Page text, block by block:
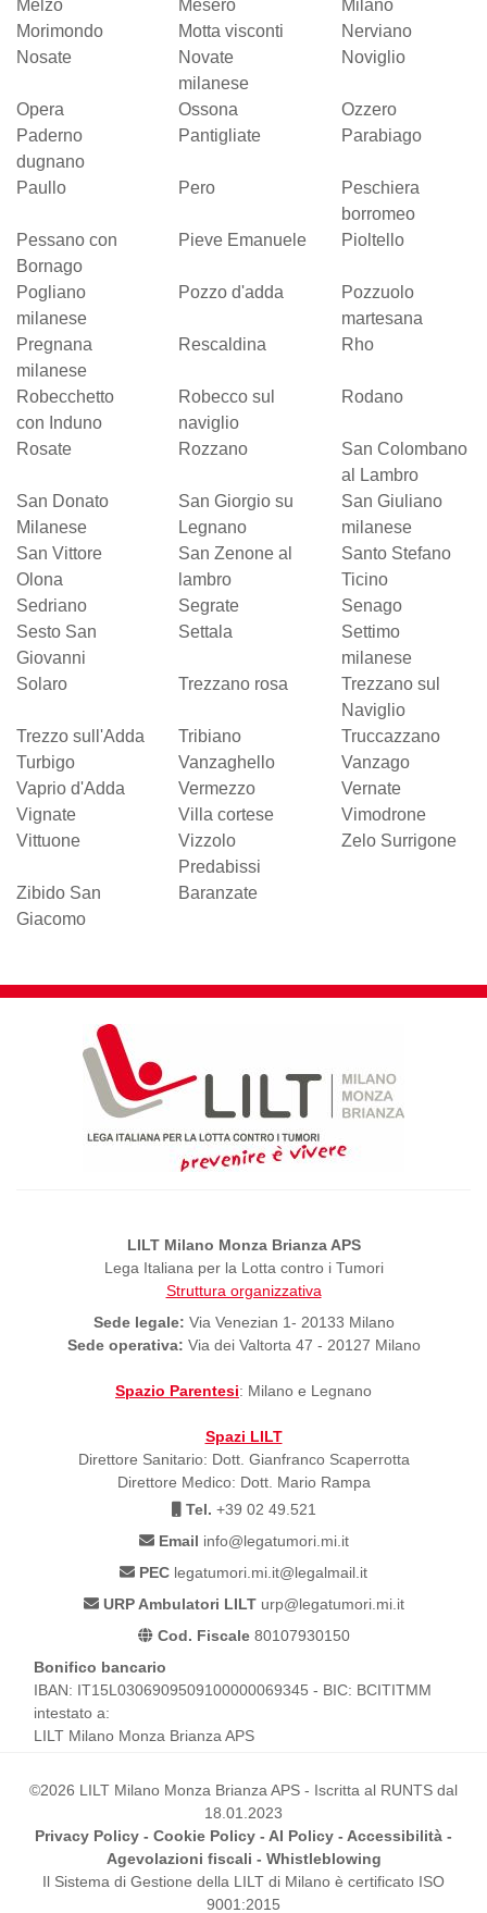
Melzo
Mesero
Milano
Morimondo
Motta visconti
Nerviano
Nosate
Novate
milanese
Noviglio
Opera Ossona
Ozzero
Paderno
dugnano
Pantigliate Parabiago
Paullo Pero
Peschiera
borromeo
Pessano con
Bornago
Pieve Emanuele Pioltello
Pogliano
milanese
Pozzo d'adda
Pozzuolo
martesana
Pregnana
milanese
Rescaldina Rho
Robecchetto
con Induno
Robecco sul
naviglio
Rodano
Rosate Rozzano
San Colombano
al Lambro
San Donato
Milanese
San Giorgio su
Legnano
San Giuliano
milanese
San Vittore
Olona
San Zenone al
lambro
Santo Stefano
Ticino
Sedriano
Segrate
Senago
Sesto San
Giovanni
Settala
Settimo
milanese
Solaro
Trezzano rosa
Trezzano sul
Naviglio
Trezzo sull'Adda
Tribiano
Truccazzano
Turbigo
Vanzaghello
Vanzago
Vaprio d'Adda
Vermezzo
Vernate
Vignate
Villa cortese
Vimodrone
Vittuone
Vizzolo
Predabissi
Zelo Surrigone
Zibido San
Giacomo
Baranzate
LILT Milano Monza Brianza APS
Lega Italiana per la Lotta contro i Tumori
Struttura organizzativa
Sede legale: Via Venezian 1- 20133 Milano
Sede operativa: Via dei Valtorta 47 - 20127 Milano
Spazio Parentesi: Milano e Legnano
Spazi LILT
Direttore Sanitario: Dott. Gianfranco Scaperrotta
Direttore Medico: Dott. Mario Rampa
Tel. +39 02 49.521
Email info@legatumori.mi.it
PEC legatumori.mi.it@legalmail.it
URP Ambulatori LILTurp@legatumori.mi.it
Cod. Fiscale80107930150
Bonifico bancario
IBAN: IT15L0306909509100000069345 - BIC: BCITITMM
intestato a:
LILT Milano Monza Brianza APS
©2026 LILT Milano Monza Brianza APS - Iscritta al RUNTS dal
18.01.2023
Privacy Policy - Cookie Policy - AI Policy - Accessibilità -
Agevolazioni fiscali - Whistleblowing
Il Sistema di Gestione della LILT di Milano è certificato ISO
9001:2015